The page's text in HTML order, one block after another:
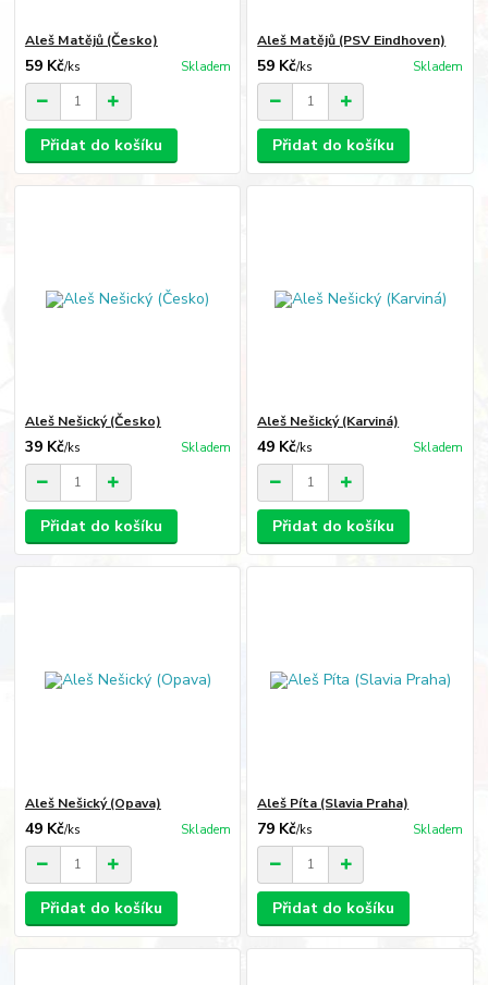
Aleš Matějů (Česko)
59 Kč/ks Skladem
Přidat do košíku
Aleš Matějů (PSV Eindhoven)
59 Kč/ks Skladem
Přidat do košíku
Aleš Nešický (Česko)
39 Kč/ks Skladem
Přidat do košíku
Aleš Nešický (Karviná)
49 Kč/ks Skladem
Přidat do košíku
Aleš Nešický (Opava)
49 Kč/ks Skladem
Přidat do košíku
Aleš Píta (Slavia Praha)
79 Kč/ks Skladem
Přidat do košíku